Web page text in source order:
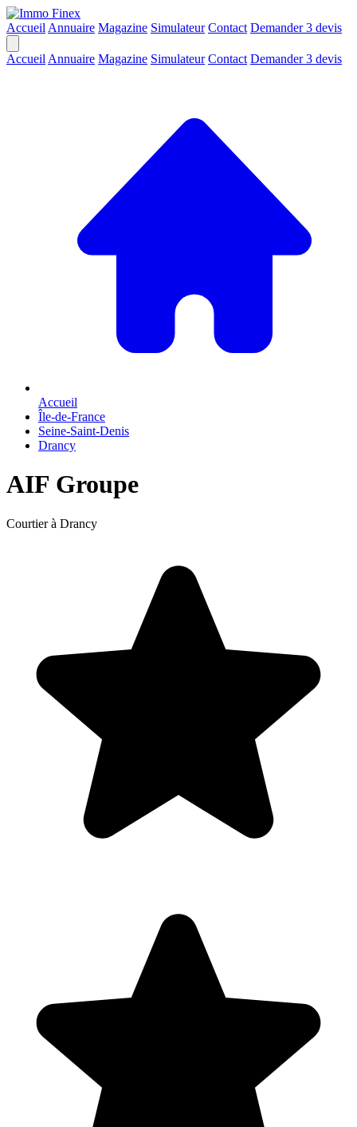
Accueil Annuaire Magazine Simulateur Contact Demander 3 devis
Accueil Annuaire Magazine Simulateur Contact Demander 3 devis
Accueil
Île-de-France
Seine-Saint-Denis
Drancy
AIF Groupe
Courtier à Drancy